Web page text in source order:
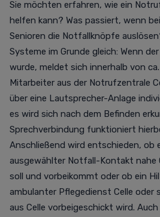
Sie möchten erfahren, wie ein
helfen kann? Was passiert, wenn
Senioren die Notfallknöpfe
Systeme im Grunde gleich: Wenn
wurde, meldet sich innerhalb von
Mitarbeiter aus der Notrufzentrale
über eine Lautsprecher-Anlage
es wird sich nach dem Befinden
Sprechverbindung funktioniert
Anschließend wird entschieden, ob
ausgewählter Notfall-Kontakt nahe
soll und vorbeikommt oder ob ein
ambulanter Pflegedienst Celle oder
aus Celle vorbeigeschickt wird.